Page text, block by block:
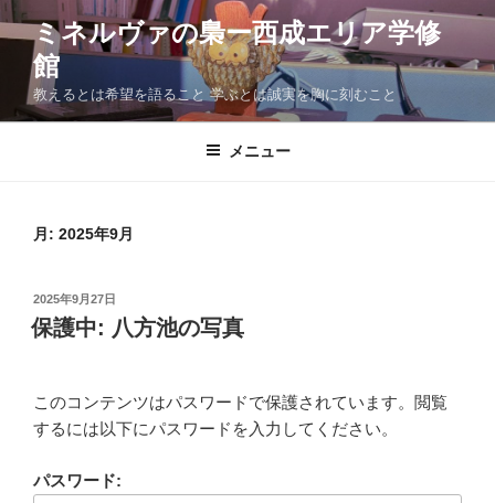
ン
ツ
ミネルヴァの梟ー西成エリア学修
館
教えるとは希望を語ること 学ぶとは誠実を胸に刻むこと
メニュー
月: 2025年9月
投
稿
日:
2025年9月27日
保護中: 八方池の写真
このコンテンツはパスワードで保護されています。閲覧
するには以下にパスワードを入力してください。
パスワード: